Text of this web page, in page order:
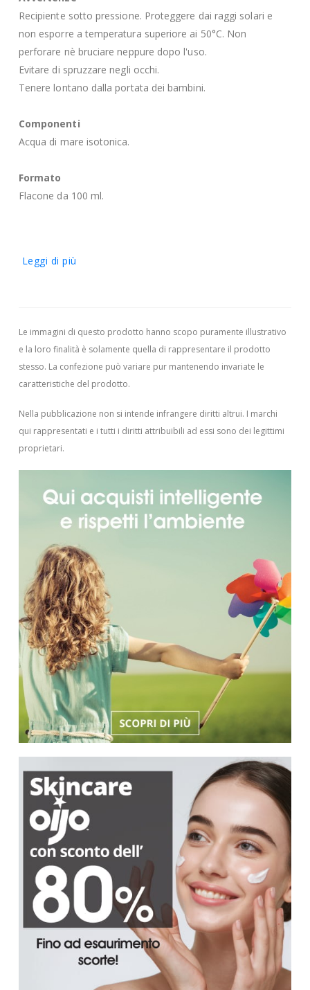
Recipiente sotto pressione. Proteggere dai raggi solari e
non esporre a temperatura superiore ai 50°C. Non
perforare nè bruciare neppure dopo l'uso.
Evitare di spruzzare negli occhi.
Tenere lontano dalla portata dei bambini.
Componenti
Acqua di mare isotonica.
Formato
Flacone da 100 ml.
Leggi di più
Le immagini di questo prodotto hanno scopo puramente illustrativo
e la loro finalità è solamente quella di rappresentare il prodotto
stesso. La confezione può variare pur mantenendo invariate le
caratteristiche del prodotto.
Nella pubblicazione non si intende infrangere diritti altrui. I marchi
qui rappresentati e i tutti i diritti attribuibili ad essi sono dei legittimi
proprietari.